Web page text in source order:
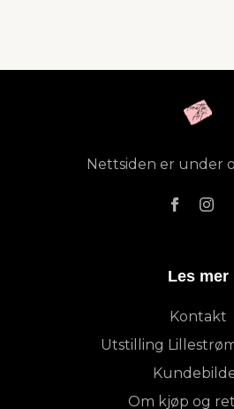
Nettsiden er under
Les mer
Kontakt
Utstilling
Om kjøp og